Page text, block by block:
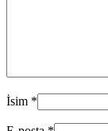
İsim *